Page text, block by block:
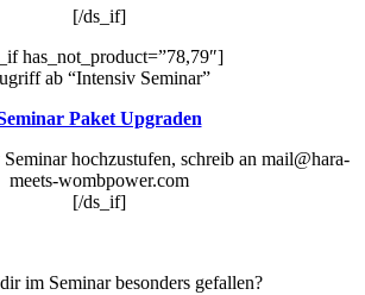
[/ds_if]
has_not_product=”78,79″]
ab “Intensiv Seminar”
Paket Upgraden
hochzustufen, schreib an mail@hara-
meets-wombpower.com
[/ds_if]
im Seminar besonders gefallen?